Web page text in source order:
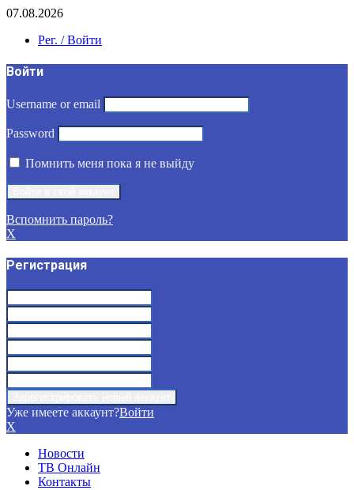
07.08.2026
Рег. / Войти
Войти
Username or email
Password
Помнить меня пока я не выйду
Вспомнить пароль?
X
Регистрация
Уже имеете аккаунт?Войти
X
Новости
ТВ Онлайн
Контакты